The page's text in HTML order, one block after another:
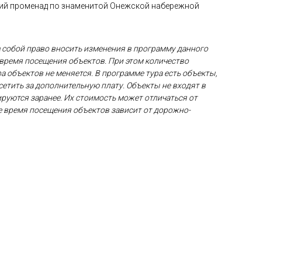
променад по знаменитой Онежской набережной
собой право вносить изменения в программу данного
посещения объектов. При этом количество
объектов не меняется. В программе тура есть объекты,
за дополнительную плату. Объекты не входят в
заранее. Их стоимость может отличаться от
время посещения объектов зависит от дорожно-